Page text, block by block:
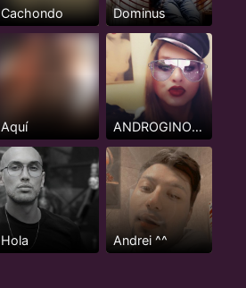
Cachondo Dominus
Aquí ANDROGINO FEMENINO
Hola Andrei ^^